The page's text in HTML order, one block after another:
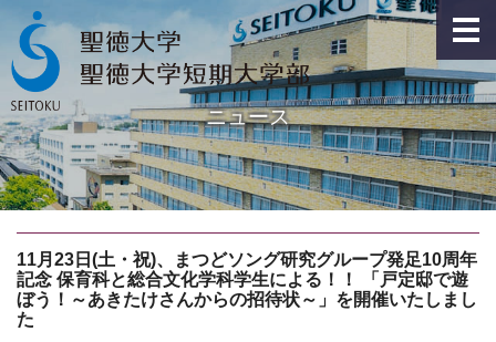
ニュース
11月23日(土・祝)、まつどソング研究グループ発足10周年
記念 保育科と総合文化学科学生による！！ 「戸定邸で遊
ぼう！～あきたけさんからの招待状～」を開催いたしまし
た